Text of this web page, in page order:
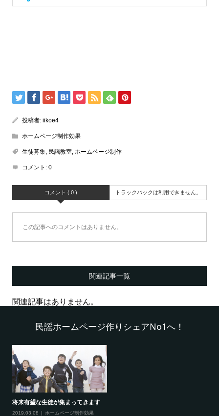
投稿者: iikoe4
ホームページ制作効果
生徒募集, 民謡教室, ホームページ制作
コメント: 0
コメント ( 0 ) トラックバックは利用できません。
この記事へのコメントはありません。
関連記事一覧
関連記事はありません。
民謡ホームページ作りシェアNo1へ！
将来有望な生徒が集まってきます
2019.03.08 ホームページ制作効果